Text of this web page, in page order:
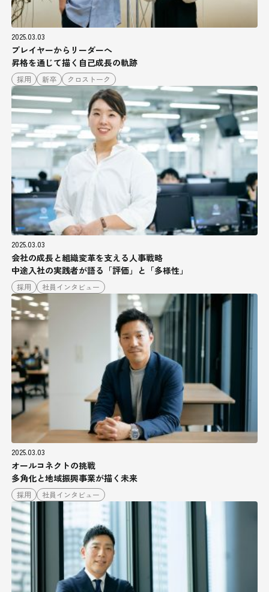
2025.03.03
プレイヤーからリーダーへ
昇格を通じて描く自己成長の軌跡
採用 新卒 クロストーク
2025.03.03
会社の成長と組織変革を支える人事戦略
中途入社の実践者が語る「評価」と「多様性」
採用 社員インタビュー
2025.03.03
オールコネクトの挑戦
多角化と地域振興事業が描く未来
採用 社員インタビュー